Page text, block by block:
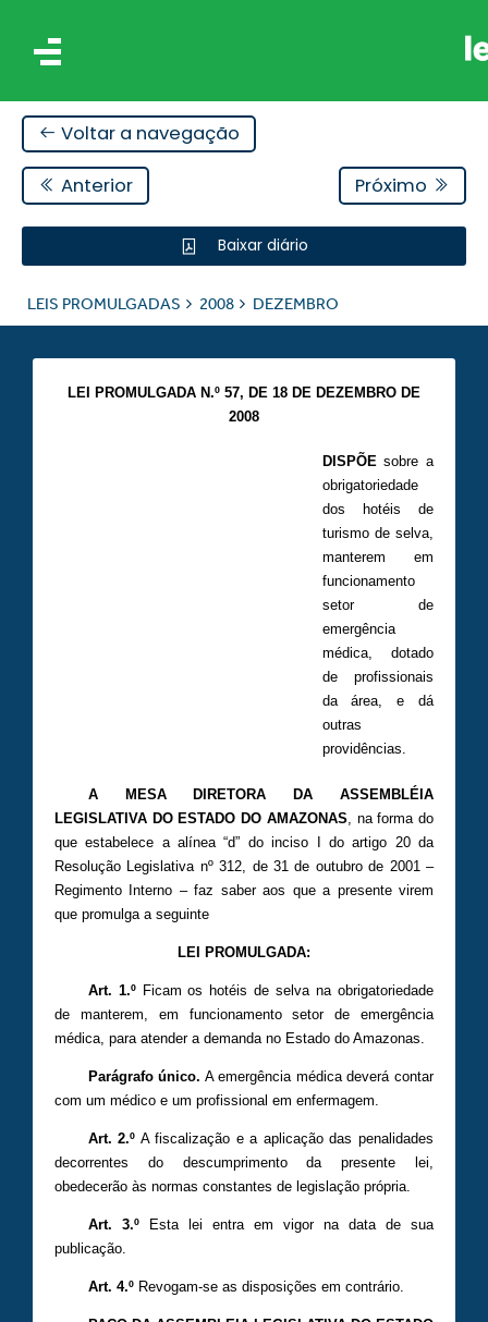
Voltar a navegação
Anterior Próximo
Baixar diário
LEIS PROMULGADAS 2008 DEZEMBRO
LEI PROMULGADA N.º 57, DE 18 DE DEZEMBRO DE
2008
DISPÕEsobre a
obrigatoriedade
dos hotéis de
turismo de selva,
manterem em
funcionamento
setor de
emergência
médica, dotado
de profissionais
da área, e dá
outras
providências.
A MESA DIRETORA DA ASSEMBLÉIA
LEGISLATIVA DO ESTADO DO AMAZONAS , na forma do
que estabelece a alínea “d” do inciso I do artigo 20 da
Resolução Legislativa nº 312, de 31 de outubro de 2001 –
Regimento Interno – faz saber aos que a presente virem
que promulga a seguinte
LEI PROMULGADA:
Art. 1.ºFicam os hotéis de selva na obrigatoriedade
de manterem, em funcionamento setor de emergência
médica, para atender a demanda no Estado do Amazonas.
Parágrafo único. A emergência médica deverá contar
com um médico e um profissional em enfermagem.
Art. 2.º A fiscalização e a aplicação das penalidades
decorrentes do descumprimento da presente lei,
obedecerão às normas constantes de legislação própria.
Art. 3.ºEsta lei entra em vigor na data de sua
publicação.
Art. 4.ºRevogam-se as disposições em contrário.